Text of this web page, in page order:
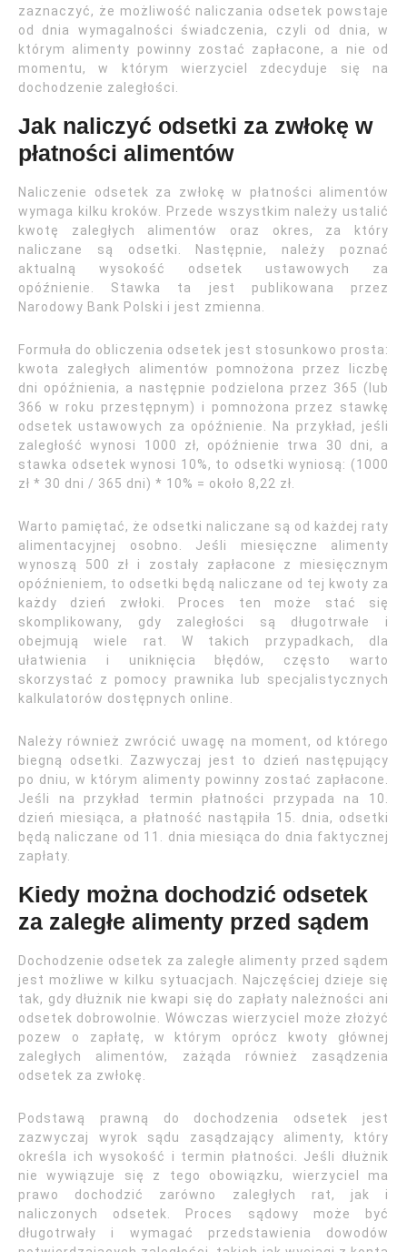
zaznaczyć, że możliwość naliczania odsetek powstaje
od dnia wymagalności świadczenia, czyli od dnia, w
którym alimenty powinny zostać zapłacone, a nie od
momentu, w którym wierzyciel zdecyduje się na
dochodzenie zaległości.
Jak naliczyć odsetki za zwłokę w
płatności alimentów
Naliczenie odsetek za zwłokę w płatności alimentów
wymaga kilku kroków. Przede wszystkim należy ustalić
kwotę zaległych alimentów oraz okres, za który
naliczane są odsetki. Następnie, należy poznać
aktualną wysokość odsetek ustawowych za
opóźnienie. Stawka ta jest publikowana przez
Narodowy Bank Polski i jest zmienna.
Formuła do obliczenia odsetek jest stosunkowo prosta:
kwota zaległych alimentów pomnożona przez liczbę
dni opóźnienia, a następnie podzielona przez 365 (lub
366 w roku przestępnym) i pomnożona przez stawkę
odsetek ustawowych za opóźnienie. Na przykład, jeśli
zaległość wynosi 1000 zł, opóźnienie trwa 30 dni, a
stawka odsetek wynosi 10%, to odsetki wyniosą: (1000
zł * 30 dni / 365 dni) * 10% = około 8,22 zł.
Warto pamiętać, że odsetki naliczane są od każdej raty
alimentacyjnej osobno. Jeśli miesięczne alimenty
wynoszą 500 zł i zostały zapłacone z miesięcznym
opóźnieniem, to odsetki będą naliczane od tej kwoty za
każdy dzień zwłoki. Proces ten może stać się
skomplikowany, gdy zaległości są długotrwałe i
obejmują wiele rat. W takich przypadkach, dla
ułatwienia i uniknięcia błędów, często warto
skorzystać z pomocy prawnika lub specjalistycznych
kalkulatorów dostępnych online.
Należy również zwrócić uwagę na moment, od którego
biegną odsetki. Zazwyczaj jest to dzień następujący
po dniu, w którym alimenty powinny zostać zapłacone.
Jeśli na przykład termin płatności przypada na 10.
dzień miesiąca, a płatność nastąpiła 15. dnia, odsetki
będą naliczane od 11. dnia miesiąca do dnia faktycznej
zapłaty.
Kiedy można dochodzić odsetek
za zaległe alimenty przed sądem
Dochodzenie odsetek za zaległe alimenty przed sądem
jest możliwe w kilku sytuacjach. Najczęściej dzieje się
tak, gdy dłużnik nie kwapi się do zapłaty należności ani
odsetek dobrowolnie. Wówczas wierzyciel może złożyć
pozew o zapłatę, w którym oprócz kwoty głównej
zaległych alimentów, zażąda również zasądzenia
odsetek za zwłokę.
Podstawą prawną do dochodzenia odsetek jest
zazwyczaj wyrok sądu zasądzający alimenty, który
określa ich wysokość i termin płatności. Jeśli dłużnik
nie wywiązuje się z tego obowiązku, wierzyciel ma
prawo dochodzić zarówno zaległych rat, jak i
naliczonych odsetek. Proces sądowy może być
długotrwały i wymagać przedstawienia dowodów